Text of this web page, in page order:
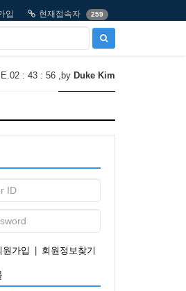
입 현재접속자 259
: 43 : 56 ,by Duke Kim
원가입 회원정보찾기